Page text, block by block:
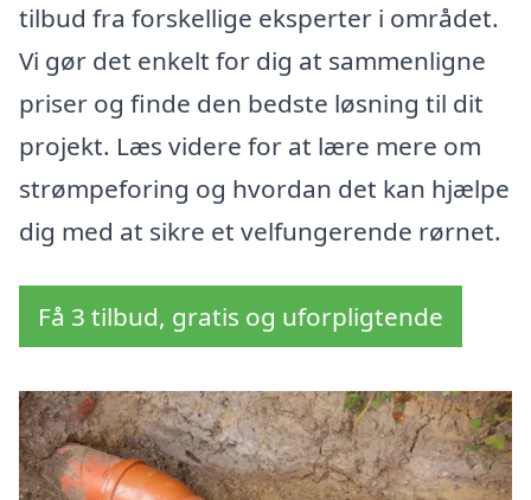
tilbud fra forskellige eksperter i området.
Vi gør det enkelt for dig at sammenligne
priser og finde den bedste løsning til dit
projekt. Læs videre for at lære mere om
strømpeforing og hvordan det kan hjælpe
dig med at sikre et velfungerende rørnet.
Få 3 tilbud, gratis og uforpligtende